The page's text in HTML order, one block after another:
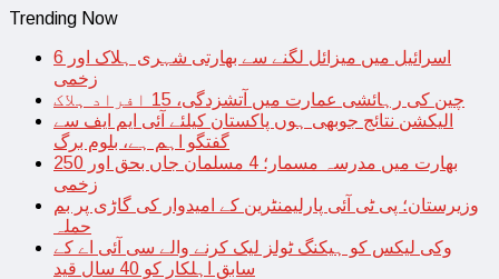
Trending Now
اسرائیل میں میزائل لگنے سے بھارتی شہری ہلاک اور 6
زخمی
چین کی رہائشی عمارت میں آتشزدگی، 15 افراد ہلاک
الیکشن نتائج جوبھی ہوں پاکستان کیلئے آئی ایم ایف سے
گفتگو اہم ہے، بلوم برگ
بھارت میں مدرسہ مسمار؛ 4 مسلمان جاں بحق اور 250
زخمی
وزیرستان؛ پی ٹی آئی پارلیمنٹرین کے امیدوار کی گاڑی پر بم
حملہ
وکی لیکس کو ہیکنگ ٹولز لیک کرنے والے سی آئی اے کے
سابق اہلکار کو 40 سال قید